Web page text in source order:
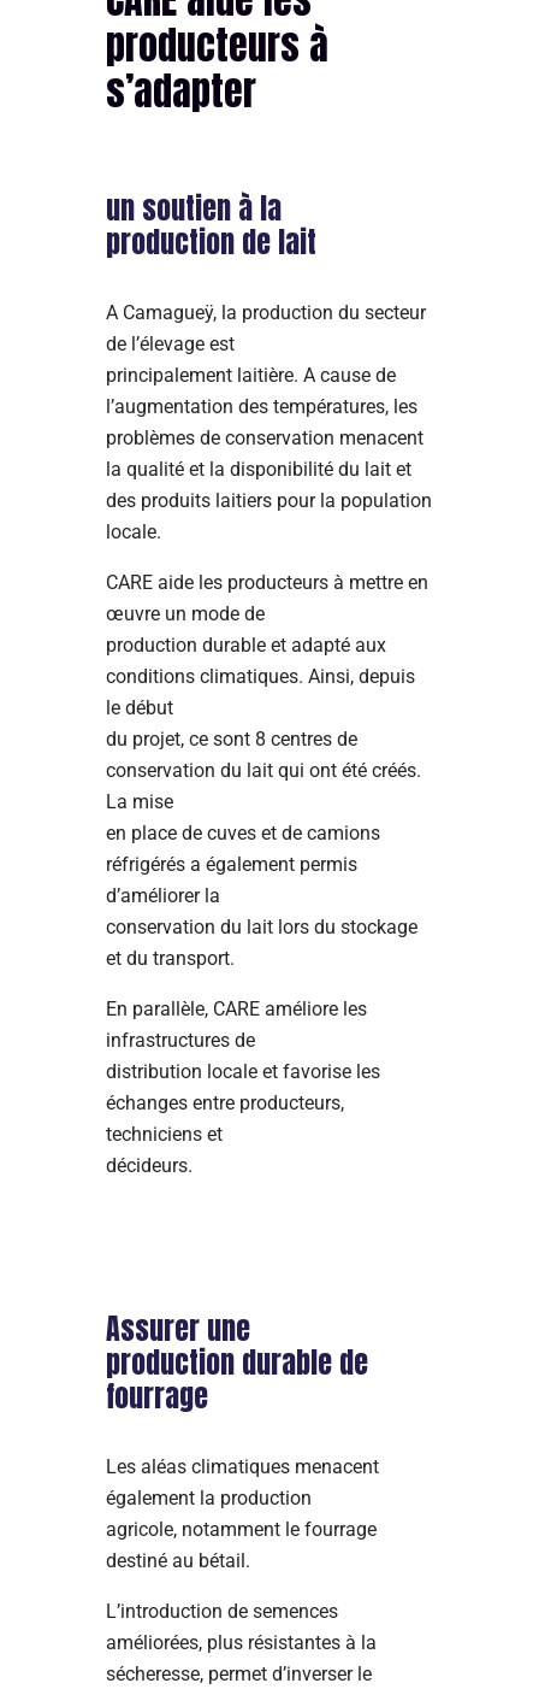
producteurs à
s’adapter
un soutien à la
production de lait
A Camagueÿ, la production du secteur
de l’élevage est
principalement laitière. A cause de
l’augmentation des températures, les
problèmes de conservation menacent
la qualité et la disponibilité du lait et
des produits laitiers pour la population
locale.
CARE aide les producteurs à mettre en
œuvre un mode de
production durable et adapté aux
conditions climatiques. Ainsi, depuis
le début
du projet, ce sont 8 centres de
conservation du lait qui ont été créés.
La mise
en place de cuves et de camions
réfrigérés a également permis
d’améliorer la
conservation du lait lors du stockage
et du transport.
En parallèle, CARE améliore les
infrastructures de
distribution locale et favorise les
échanges entre producteurs,
techniciens et
décideurs.
Assurer une
production durable de
fourrage
Les aléas climatiques menacent
également la production
agricole, notamment le fourrage
destiné au bétail.
L’introduction de semences
améliorées, plus résistantes à la
sécheresse, permet d’inverser le